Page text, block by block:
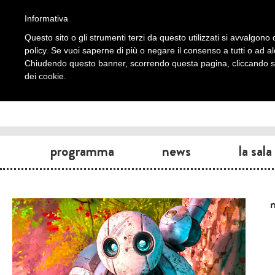
programma news la sala
Informativa
Questo sito o gli strumenti terzi da questo utilizzati si
policy. Se vuoi saperne di più o negare il consenso a tutti o ad
Chiudendo questo banner, scorrendo questa pagina, cliccando
dei cookie.